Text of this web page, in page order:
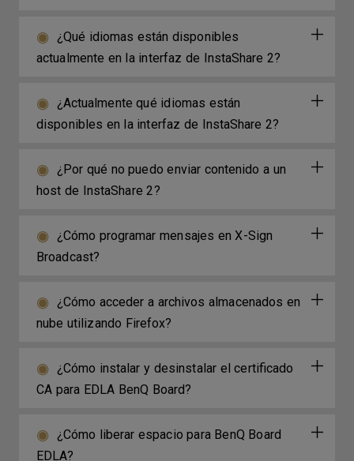
¿Qué idiomas están disponibles
actualmente en la interfaz de InstaShare 2?
¿Actualmente qué idiomas están
disponibles en la interfaz de InstaShare 2?
¿Por qué no puedo enviar contenido a un
host de InstaShare 2?
¿Cómo programar mensajes en X-Sign
Broadcast?
¿Cómo acceder a archivos almacenados en
nube utilizando Firefox?
¿Cómo instalar y desinstalar el certificado
CA para EDLA BenQ Board?
¿Cómo liberar espacio para BenQ Board
EDLA?